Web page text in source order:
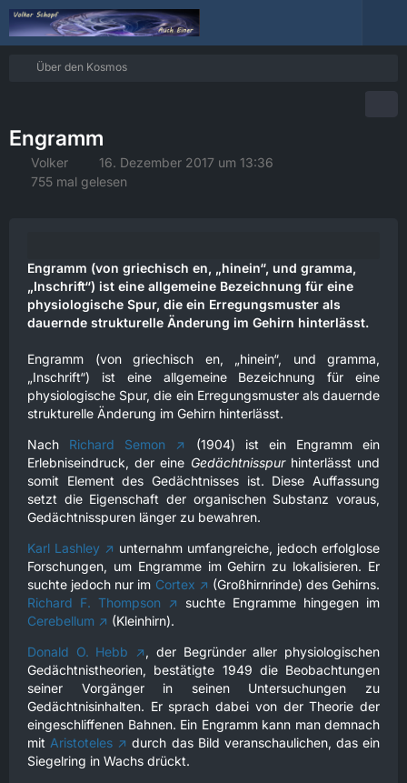
Über den Kosmos
Engramm
Volker
16. Dezember 2017 um 13:36
755 mal gelesen
Engramm (von griechisch en, „hinein“, und gramma,
„Inschrift“) ist eine allgemeine Bezeichnung für eine
physiologische Spur, die ein Erregungsmuster als
dauernde strukturelle Änderung im Gehirn hinterlässt.
Engramm (von griechisch en, „hinein“, und gramma,
„Inschrift“) ist eine allgemeine Bezeichnung für eine
physiologische Spur, die ein Erregungsmuster als dauernde
strukturelle Änderung im Gehirn hinterlässt.
Nach Richard Semon
(1904) ist ein Engramm ein
Erlebniseindruck, der eine Gedächtnisspurhinterlässt und
somit Element des Gedächtnisses ist. Diese Auffassung
setzt die Eigenschaft der organischen Substanz voraus,
Gedächtnisspuren länger zu bewahren.
Karl Lashley
unternahm umfangreiche, jedoch erfolglose
Forschungen, um Engramme im Gehirn zu lokalisieren. Er
suchte jedoch nur im Cortex
(Großhirnrinde) des Gehirns.
Richard F. Thompson
suchte Engramme hingegen im
Cerebellum
(Kleinhirn).
Donald O. Hebb
, der Begründer aller physiologischen
Gedächtnistheorien, bestätigte 1949 die Beobachtungen
seiner Vorgänger in seinen Untersuchungen zu
Gedächtnisinhalten. Er sprach dabei von der Theorie der
eingeschliffenen Bahnen. Ein Engramm kann man demnach
mit Aristoteles
durch das Bild veranschaulichen, das ein
Siegelring in Wachs drückt.